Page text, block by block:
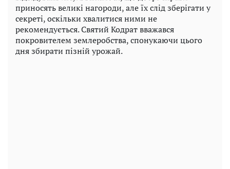
приносять великі нагороди, але їх слід зберігати у
секреті, оскільки хвалитися ними не
рекомендується. Святий Кодрат вважався
покровителем землеробства, спонукаючи цього
дня збирати пізній урожай.